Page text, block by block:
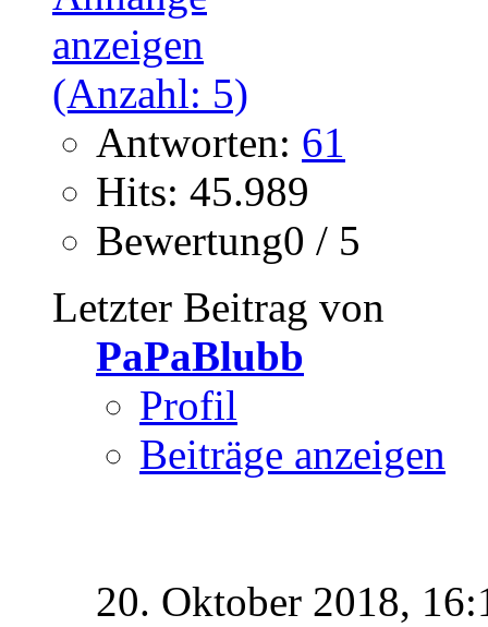
Antworten: 61
Hits: 45.989
Bewertung0 / 5
Letzter Beitrag von
PaPaBlubb
Profil
Beiträge anzeigen
20. Oktober 2018,